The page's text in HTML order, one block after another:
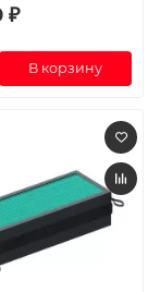
₽
В корзину